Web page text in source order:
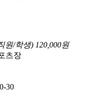
원/학생) 120,000원
츠장
30